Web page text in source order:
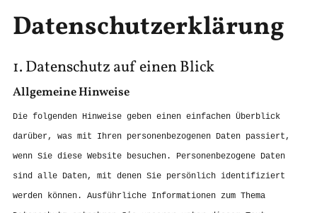
Datenschutz­erklärung
1. Datenschutz auf einen Blick
Allgemeine Hinweise
Die folgenden Hinweise geben einen einfachen Überblick
darüber, was mit Ihren personenbezogenen Daten passiert,
wenn Sie diese Website besuchen. Personenbezogene Daten
sind alle Daten, mit denen Sie persönlich identifiziert
werden können. Ausführliche Informationen zum Thema